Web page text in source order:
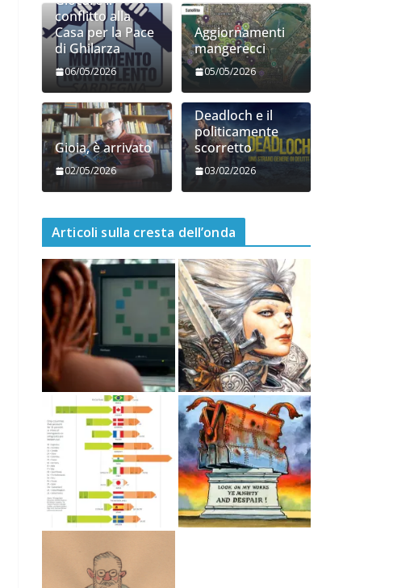
06/11/2025 Rufus
Giocare il
conflitto alla
di Ghilarza
06/05/2026
Aggiornamenti
mangerecci
05/05/2026
02/05/2026
Deadloch e il
03/02/2026
Articoli sulla cresta dell’onda